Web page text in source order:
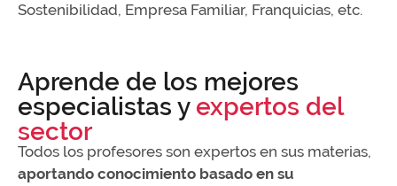
Sostenibilidad, Empresa Familiar, Franquicias, etc.
Aprende de los mejores
especialistas y expertos del
sector
Todos los profesores son expertos en sus materias,
aportando conocimiento basado en su